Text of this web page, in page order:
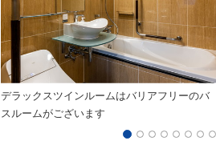
デラックスツインルームはバリアフリーのバ
スルームがございます